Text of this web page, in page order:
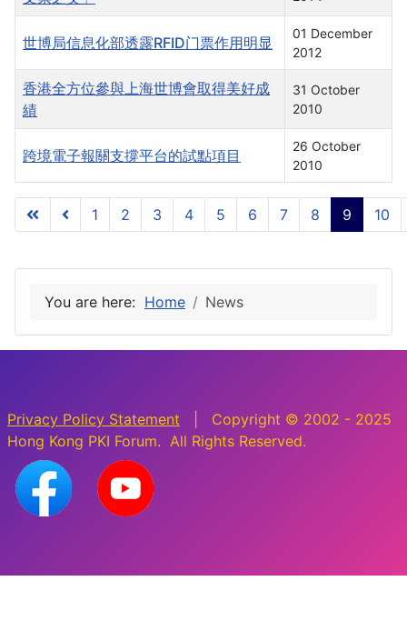
世博局信息化部透露RFID门票作用明显
01 December
2012
香港全方位參與上海世博會取得美好成
績
31 October
2010
跨境電子報關支撐平台的試點項目
26 October
2010
Page 9 of 10
1 2 3 4 5 6 7 8 9 10
You are here: Home News
Privacy Policy Statement | Copyright © 2002 - 2025
Hong Kong PKI Forum. All Rights Reserved.